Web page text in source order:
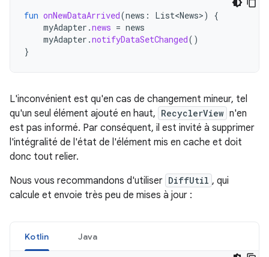
fun onNewDataArrived(news : List<News>)
{
myAdapter .news = news
myAdapter .notifyDataSetChanged()
}
L'inconvénient est qu'en cas de changement mineur, tel
qu'un seul élément ajouté en haut, RecyclerView n'en
est pas informé. Par conséquent, il est invité à supprimer
l'intégralité de l'état de l'élément mis en cache et doit
donc tout relier.
Nous vous recommandons d'utiliser DiffUtil , qui
calcule et envoie très peu de mises à jour :
Kotlin Java